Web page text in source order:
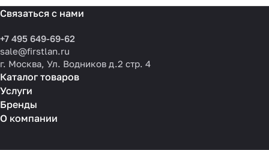
Связаться с нами
+7 495 649-69-62
sale@firstlan.ru
г. Москва, Ул. Водников д.2 стр. 4
Каталог товаров
Услуги
Бренды
О компании